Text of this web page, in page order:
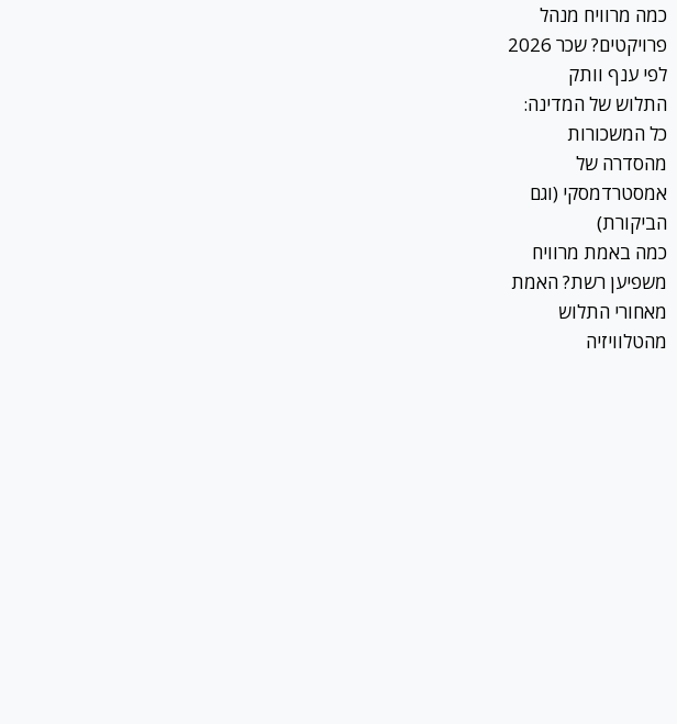
כמה מרוויח מנהל
פרויקטים? שכר 2026
לפי ענף וותק
התלוש של המדינה:
כל המשכורות
מהסדרה של
אמסטרדמסקי (וגם
הביקורת)
כמה באמת מרוויח
משפיען רשת? האמת
מאחורי התלוש
מהטלוויזיה